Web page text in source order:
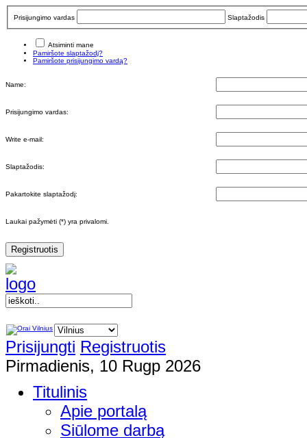
Prisijungimo vardas Slaptažodis
Atsiminti mane
Pamiršote slaptažodį?
Pamiršote prisijungimo vardą?
Name:
Prisijungimo vardas:
Write e-mail:
Slaptažodis:
Pakartokite slaptažodį:
Laukai pažymėti (*) yra privalomi.
Registruotis
Prisijungti Registruotis
Pirmadienis, 10 Rugp 2026
Titulinis
Apie portalą
Siūlome darbą